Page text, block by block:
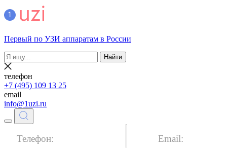
Первый по УЗИ аппаратам в России
Найти
телефон
+7 (495) 109 13 25
email
info@1uzi.ru
Телефон:
Email: